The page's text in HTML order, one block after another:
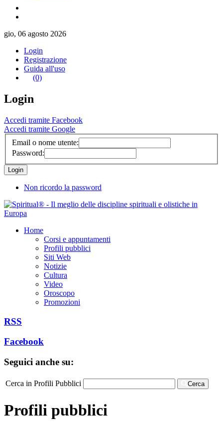
gio, 06 agosto 2026
Login
Registrazione
Guida all'uso
(0)
Login
Accedi tramite Facebook
Accedi tramite Google
Email o nome utente:
Password:
Non ricordo la password
Home
Corsi e appuntamenti
Profili pubblici
Siti Web
Notizie
Cultura
Video
Oroscopo
Promozioni
RSS
Facebook
Seguici anche su:
Cerca in Profili Pubblici Cerca
Profili pubblici